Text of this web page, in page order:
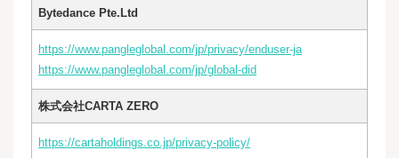
Bytedance Pte.Ltd
https://www.pangleglobal.com/jp/privacy/enduser-ja
https://www.pangleglobal.com/jp/global-did
株式会社CARTA ZERO
https://cartaholdings.co.jp/privacy-policy/